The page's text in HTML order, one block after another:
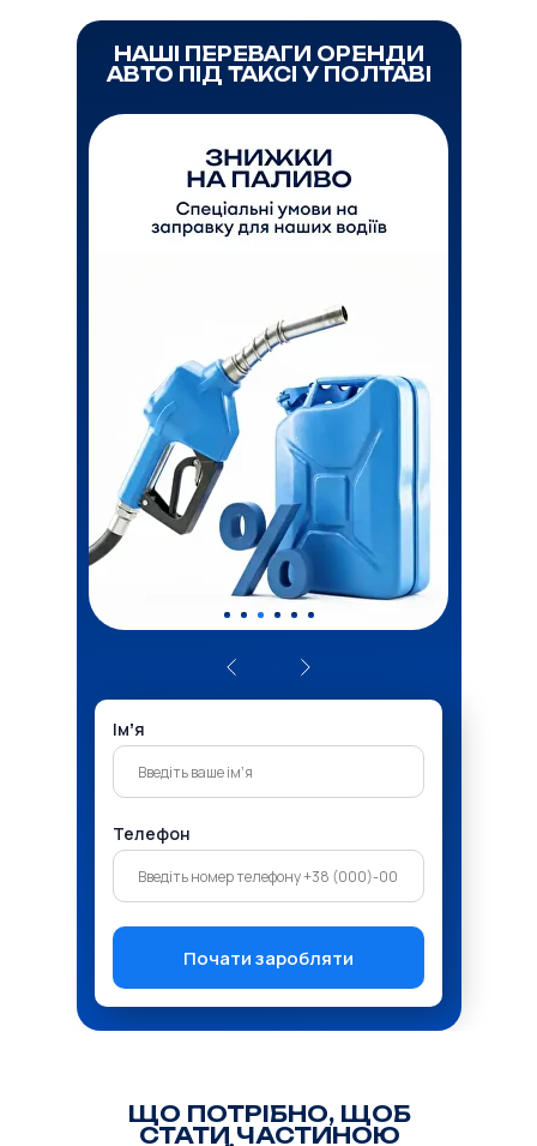
Імʼя
Телефон
Почати заробляти
НАШІ ПЕРЕВАГИ ОРЕНДИ
АВТО ПІД ТАКСІ У ПОЛТАВІ
ЩО ПОТРІБНО, ЩОБ
СТАТИ ЧАСТИНОЮ